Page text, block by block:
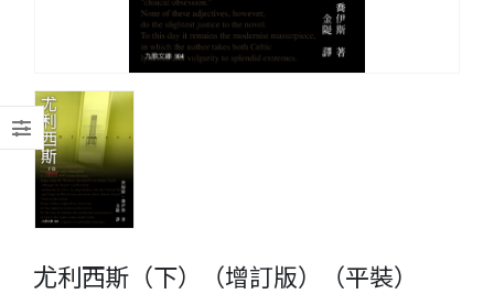
尤利西斯（下）（增訂版）（平裝）